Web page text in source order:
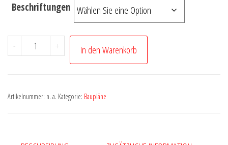
Beschriftungen
-
Bauplan:
Reihensternmotor
+ In den Warenkorb
Artikelnummer: n. a. Kategorie: Baupläne